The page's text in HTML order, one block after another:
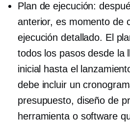
Plan de ejecución:
anterior, es momento de
ejecución detallado. El
todos los pasos desde la
inicial hasta el
debe incluir un
presupuesto, diseño de
herramienta o software